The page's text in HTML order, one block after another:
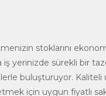
stoklarını
yerinizde sürekli bir
buluşturuyor.
için uygun fiyatlı